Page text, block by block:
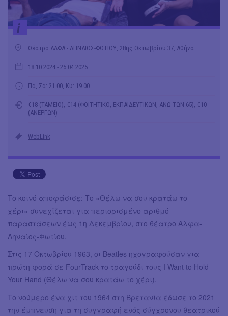
i
Θέατρο ΑΛΦΑ - ΛΗΝΑΙΟΣ-ΦΩΤΙΟΥ, 28ης Οκτωβρίου 37, Αθήνα
18.10.2024 - 25.04.2025
Πα, Σα: 21.00, Κυ: 19.00
€18 (ΤΑΜΕΙΟ), €14 (ΦΟΙΤΗΤΙΚΟ, ΕΚΠΑΙΔΕΥΤΙΚΩΝ, ΑΝΩ ΤΩΝ 65), €10
(ΑΝΕΡΓΩΝ)
WebLink
Το κοινό αποφάσισε: Το «Θέλω να σου κρατάω το
χέρι» συνεχίζεται για περιορισμένο αριθμό
παραστάσεων έως 1η Δεκεμβρίου, στο θέατρο Άλφα-
Ληναίος-Φωτίου.
Στις 17 Οκτωβρίου 1963, οι Beatles ηχογραφούσαν για
πρώτη φορά σε FourTrack το τραγούδι τους I Want to Hold
Your Hand (Θέλω να σου κρατάω το χέρι).
Το νούμερο ένα χιτ του 1964 στη Βρετανία έδωσε το 2021
την έμπνευση για τη συγγραφή ενός σύγχρονου θεατρικού